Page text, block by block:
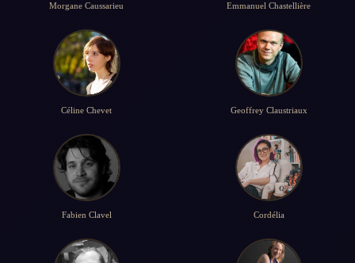
Morgane Caussarieu Emmanuel Chastellière
Céline Chevet Geoffrey Claustriaux
Fabien Clavel Cordélia